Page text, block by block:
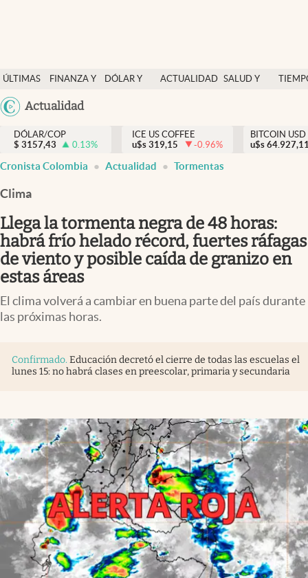
ÚLTIMAS
NOTICIAS
FINANZA Y
DÓLAR Y
ACTUALIDAD SALUD Y
México
Actualidad
Salud y nutrición
Vida espiritual
Actualidad
Colombia
DÓLAR/COP
$ 3157,43 0.13%
ICE US COFFEE
u$s 319,15 -0.96%
BITCOIN USD
u$s
Cronista Colombia Actualidad Tormentas
Clima
Llega la tormenta negra de 48 horas:
habrá frío helado récord, fuertes ráfagas
de viento y posible caída de granizo en
estas áreas
El clima volverá a cambiar en buena parte del país durante
las próximas horas.
Confirmado. Educación decretó el cierre de todas las escuelas el
lunes 15: no habrá clases en preescolar, primaria y secundaria